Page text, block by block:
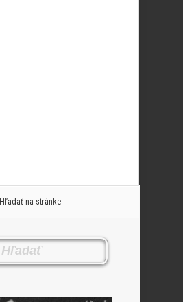
Hľadať na stránke